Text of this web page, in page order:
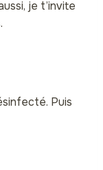
je t’invite
Puis